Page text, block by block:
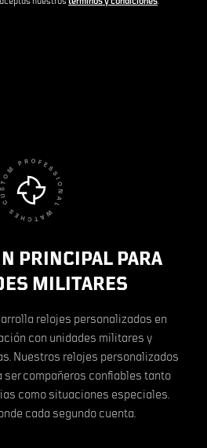
PRINCIPAL PARA
MILITARES
relojes personalizados en
con unidades militares y
Nuestros relojes personalizados
ser compañeros confiables tanto
como situaciones especiales.
cada segundo cuenta.